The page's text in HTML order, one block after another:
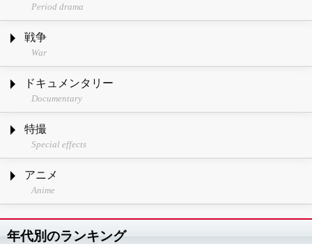
Period drama
戦争
War
ドキュメンタリー
Documentary
特撮
Special effects
アニメ
Anime
年代別のランキング